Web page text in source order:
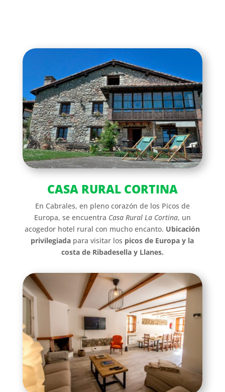
CASA RURAL CORTINA
En Cabrales, en pleno corazón de los Picos de
Europa, se encuentra Casa Rural La Cortina, un
acogedor hotel rural con mucho encanto. Ubicación
privilegiada para visitar los picos de Europa y la
costa de Ribadesella y Llanes.